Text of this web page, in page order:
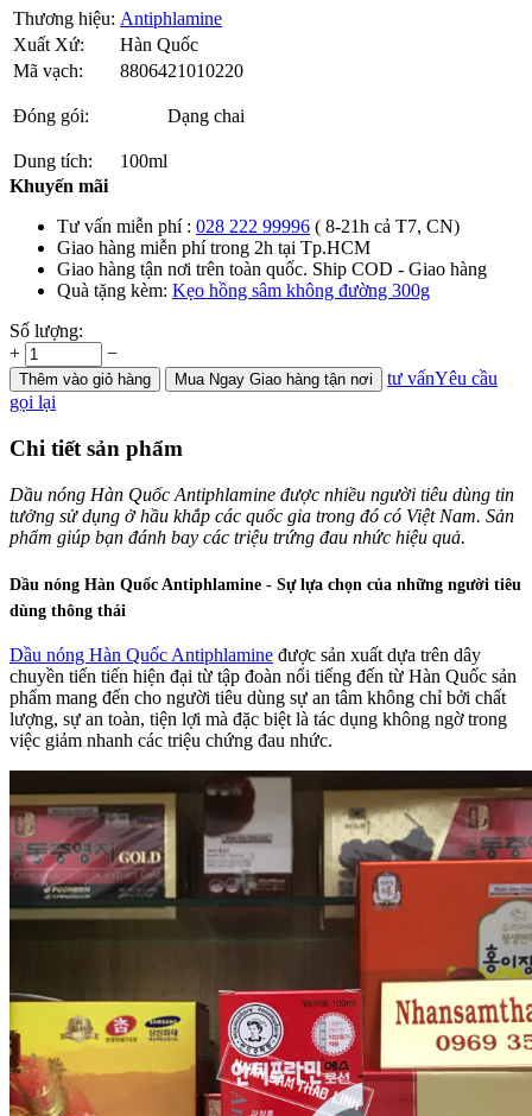
Thương hiệu: Antiphlamine
Xuất Xứ:
Hàn Quốc
Mã vạch:
8806421010220
Đóng gói: Dạng chai
Dung tích:
100ml
Khuyến mãi
Tư vấn miễn phí : 028 222 99996 ( 8-21h cả T7, CN)
Giao hàng miễn phí trong 2h tại Tp.HCM
Giao hàng tận nơi trên toàn quốc. Ship COD - Giao hàng
Quà tặng kèm: Kẹo hồng sâm không đường 300g
Số lượng:
+
−
Thêm vào giỏ hàng Mua Ngay Giao hàng tận nơi tư vấnYêu cầu
gọi lại
Chi tiết sản phẩm
Dầu nóng Hàn Quốc Antiphlamine được nhiều người tiêu dùng tin
tưởng sử dụng ở hầu khắp các quốc gia trong đó có Việt Nam. Sản
phẩm giúp bạn đánh bay các triệu trứng đau nhức hiệu quả.
Dầu nóng Hàn Quốc Antiphlamine - Sự lựa chọn của những người tiêu
dùng thông thái
Dầu nóng Hàn Quốc Antiphlamine được sản xuất dựa trên dây
chuyền tiến tiến hiện đại từ tập đoàn nổi tiếng đến từ Hàn Quốc sản
phẩm mang đến cho người tiêu dùng sự an tâm không chỉ bởi chất
lượng, sự an toàn, tiện lợi mà đặc biệt là tác dụng không ngờ trong
việc giảm nhanh các triệu chứng đau nhức.